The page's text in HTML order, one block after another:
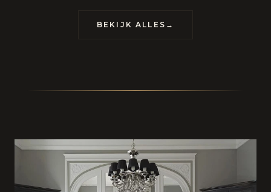
BEKIJK ALLES →